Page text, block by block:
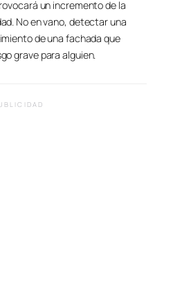
un incremento de la
No en vano, detectar una
de una fachada que
grave para alguien.